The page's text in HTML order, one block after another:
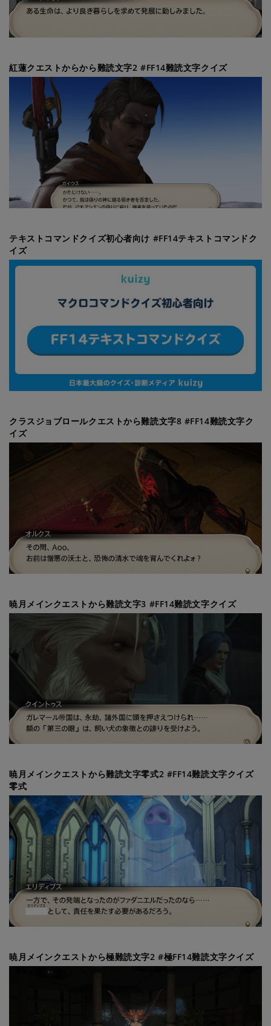
紅蓮クエストからから難読文字2 #FF14難読文字クイズ
テキストコマンドクイズ初心者向け #FF14テキストコマンドク
イズ
クラスジョブロールクエストから難読文字8 #FF14難読文字ク
イズ
暁月メインクエストから難読文字3 #FF14難読文字クイズ
暁月メインクエストから難読文字零式2 #FF14難読文字クイズ
零式
暁月メインクエストから極難読文字2 #極FF14難読文字クイズ